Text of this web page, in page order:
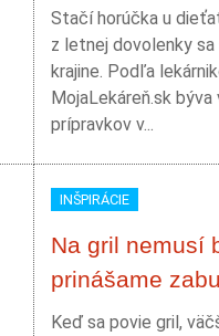
Stačí horúčka u
z letnej dovolenky
krajine. Podľa
MojaLekáreň.sk býva
prípravkov v...
INŠPIRÁCIE
Na gril nemusí
prinášame
Keď sa povie gril,